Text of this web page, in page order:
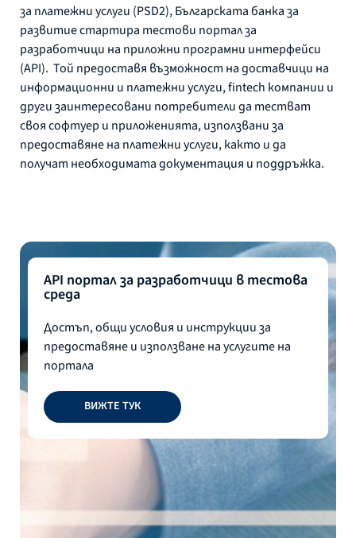
за платежни услуги (PSD2), Българската банка за
развитие стартира тестови портал за
разработчици на приложни програмни интерфейси
(API). Той предоставя възможност на доставчици на
информационни и платежни услуги, fintech компании и
други заинтересовани потребители да тестват
своя софтуер и приложенията, използвани за
предоставяне на платежни услуги, както и да
получат необходимата документация и поддръжка.
API портал за разработчици в тестова
среда
Достъп, общи условия и инструкции за
предоставяне и използване на услугите на
портала
ВИЖТЕ ТУК